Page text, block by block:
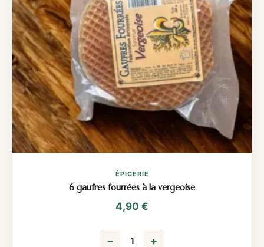
ÉPICERIE
6 gaufres fourrées à la vergeoise
4,90 €
− +